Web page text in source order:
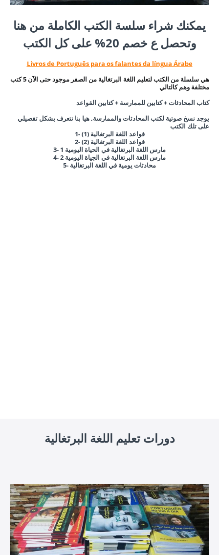
يمكنك شراء سلسة الكتب الكاملة من هنا
وتحصل ع خصم 20% على كل الكتب
Livros de Português para os falantes da língua Árabe
هي سلسلة من الكتب لتعليم اللغة البرتغالية من الصفر موجود حتى الآن 5 كتب
مختلفة وهم كالتالي
كتاب المحادثات + كتابين للممارسة + كتابين القواعد
يوجد نسخ صوتية لكتب المحادثات والممارسة, هيا بنا نتعرف بشكل تفصيلي
على تلك الكتب
1- قواعد اللغة البرتغالية (1)
2-(2) قواعد اللغة البرتغالية
3- مارس اللغة البرتغالية في الحياة اليومية 1
4- مارس اللغة البرتغالية في الجياة اليومية 2
5- محادثات يومية في اللغة البرتغالية
دورات تعليم اللغة البرتغالية